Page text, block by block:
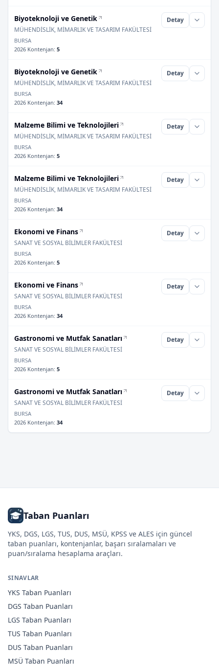
Biyoteknoloji ve Genetik
MÜHENDİSLİK, MİMARLIK VE TASARIM FAKÜLTESİ
Detay
BURSA
2026 Kontenjan: 5
Biyoteknoloji ve Genetik
MÜHENDİSLİK, MİMARLIK VE TASARIM FAKÜLTESİ
Detay
BURSA
2026 Kontenjan: 34
Malzeme Bilimi ve Teknolojileri
MÜHENDİSLİK, MİMARLIK VE TASARIM FAKÜLTESİ
Detay
BURSA
2026 Kontenjan: 5
Malzeme Bilimi ve Teknolojileri
MÜHENDİSLİK, MİMARLIK VE TASARIM FAKÜLTESİ
Detay
BURSA
2026 Kontenjan: 34
Ekonomi ve Finans
SANAT VE SOSYAL BİLİMLER FAKÜLTESİ
Detay
BURSA
2026 Kontenjan: 5
Ekonomi ve Finans
SANAT VE SOSYAL BİLİMLER FAKÜLTESİ
Detay
BURSA
2026 Kontenjan: 34
Gastronomi ve Mutfak Sanatları
SANAT VE SOSYAL BİLİMLER FAKÜLTESİ
Detay
BURSA
2026 Kontenjan: 5
Gastronomi ve Mutfak Sanatları
SANAT VE SOSYAL BİLİMLER FAKÜLTESİ
Detay
BURSA
2026 Kontenjan: 34
Taban Puanları
YKS, DGS, LGS, TUS, DUS, MSÜ, KPSS ve ALES için güncel
taban puanları, kontenjanlar, başarı sıralamaları ve
puan/sıralama hesaplama araçları.
SINAVLAR
YKS Taban Puanları
DGS Taban Puanları
LGS Taban Puanları
TUS Taban Puanları
DUS Taban Puanları
MSÜ Taban Puanları